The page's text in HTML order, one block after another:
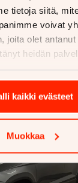
tietoja siitä,
voivat
joita olet
heidän
kaikki evästeet
Muokkaa